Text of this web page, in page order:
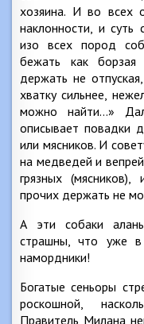
хозяина. И во всех
наклонности, и
изо всех пород
бежать как борзая
держать не
хватку сильнее,
можно найти…»
описывает повадки
или мясников. И
на медведей и
грязных
прочих держать не
А эти собаки
страшны, что уже
намордники!
Богатые сеньоры
роскошной,
Правитель Милана